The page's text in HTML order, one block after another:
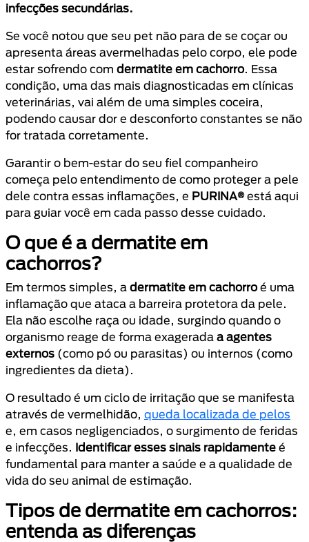
infecções secundárias.
Se você notou que seu pet não para de se coçar ou
apresenta áreas avermelhadas pelo corpo, ele pode
estar sofrendo com dermatite em cachorro. Essa
condição, uma das mais diagnosticadas em clínicas
veterinárias, vai além de uma simples coceira,
podendo causar dor e desconforto constantes se não
for tratada corretamente.
Garantir o bem-estar do seu fiel companheiro
começa pelo entendimento de como proteger a pele
dele contra essas inflamações, e PURINA®está aqui
para guiar você em cada passo desse cuidado.
O que é a dermatite em
cachorros?
Em termos simples, a dermatite em cachorroé uma
inflamação que ataca a barreira protetora da pele.
Ela não escolhe raça ou idade, surgindo quando o
organismo reage de forma exagerada a agentes
externos (como pó ou parasitas) ou internos (como
ingredientes da dieta).
O resultado é um ciclo de irritação que se manifesta
através de vermelhidão, queda localizada de pelos
e, em casos negligenciados, o surgimento de feridas
e infecções. Identificar esses sinais rapidamente é
fundamental para manter a saúde e a qualidade de
vida do seu animal de estimação.
Tipos de dermatite em cachorros:
entenda as diferenças